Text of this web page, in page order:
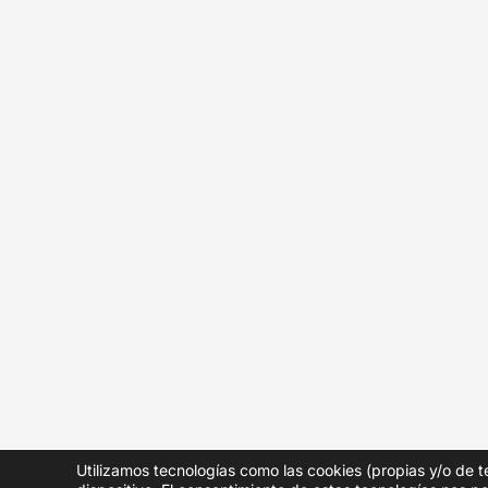
Utilizamos tecnologías como las cookies (propias y/o de